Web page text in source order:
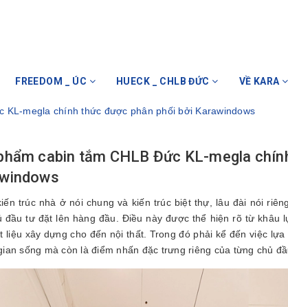
FREEDOM _ ÚC HUECK _ CHLB ĐỨC VỀ KARA
KL-megla chính thức được phân phối bởi Karawindows
cabin tắm CHLB Đức KL-megla
trúc nhà ở nói chung và kiến trúc biệt thự, lâu đài nói
đầu tư đặt lên hàng đầu. Điều này được thể hiện rõ từ khâu
liệu xây dựng cho đến nội thất. Trong đó phải kể đến việc
sống mà còn là điểm nhấn đặc trưng riêng của từng chủ